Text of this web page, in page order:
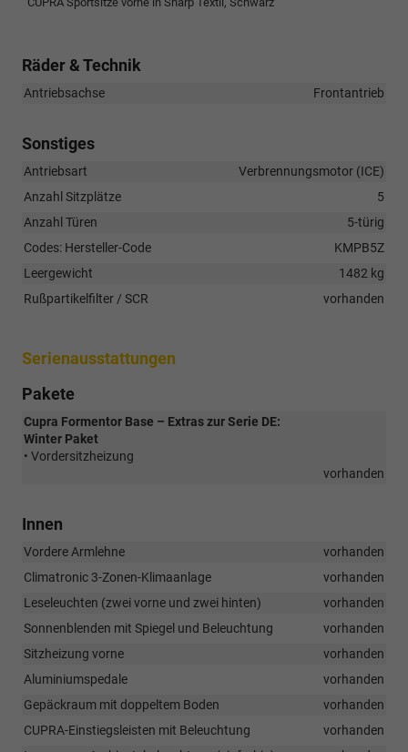
Räder & Technik
Antriebsachse Frontantrieb
Sonstiges
Antriebsart
Verbrennungsmotor (ICE)
Anzahl Sitzplätze
5
Anzahl Türen
5-türig
Codes: Hersteller-Code
KMPB5Z
Leergewicht
1482 kg
Rußpartikelfilter / SCR
vorhanden
Serienausstattungen
Pakete
Cupra Formentor Base – Extras zur Serie DE:
Winter Paket
• Vordersitzheizung
vorhanden
Innen
Vordere Armlehne
vorhanden
Climatronic 3-Zonen-Klimaanlage
vorhanden
Leseleuchten (zwei vorne und zwei hinten)
vorhanden
Sonnenblenden mit Spiegel und Beleuchtung
vorhanden
Sitzheizung vorne
vorhanden
Aluminiumspedale
vorhanden
Gepäckraum mit doppeltem Boden
vorhanden
CUPRA-Einstiegsleisten mit Beleuchtung
vorhanden